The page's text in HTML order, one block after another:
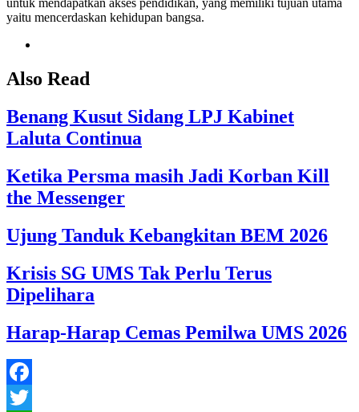
untuk mendapatkan akses pendidikan, yang memiliki tujuan utama
yaitu mencerdaskan kehidupan bangsa.
Also Read
Benang Kusut Sidang LPJ Kabinet
Laluta Continua
Ketika Persma masih Jadi Korban Kill
the Messenger
Ujung Tanduk Kebangkitan BEM 2026
Krisis SG UMS Tak Perlu Terus
Dipelihara
Harap-Harap Cemas Pemilwa UMS 2026
Facebook